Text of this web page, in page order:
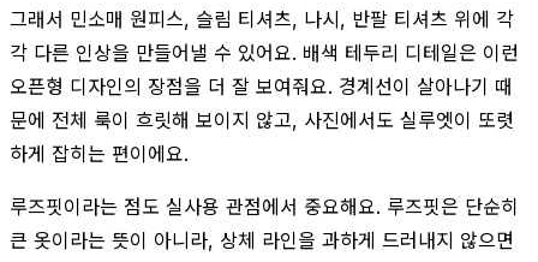
그래서 민소매 원피스, 슬림 티셔츠, 나시, 반팔 티셔츠 위에 각
각 다른 인상을 만들어낼 수 있어요. 배색 테두리 디테일은 이런
오픈형 디자인의 장점을 더 잘 보여줘요. 경계선이 살아나기 때
문에 전체 룩이 흐릿해 보이지 않고, 사진에서도 실루엣이 또렷
하게 잡히는 편이에요.
루즈핏이라는 점도 실사용 관점에서 중요해요. 루즈핏은 단순히
큰 옷이라는 뜻이 아니라, 상체 라인을 과하게 드러내지 않으면